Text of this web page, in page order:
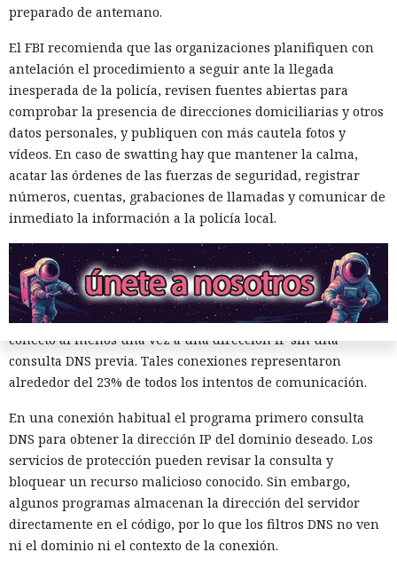
preparado de antemano.
El FBI recomienda que las organizaciones planifiquen con
antelación el procedimiento a seguir ante la llegada
inesperada de la policía, revisen fuentes abiertas para
comprobar la presencia de direcciones domiciliarias y otros
datos personales, y publiquen con más cautela fotos y
vídeos. En caso de swatting hay que mantener la calma,
acatar las órdenes de las fuerzas de seguridad, registrar
números, cuentas, grabaciones de llamadas y comunicar de
inmediato la información a la policía local.
Muchos sistemas de protección supervisan las consultas de
dominio, pero el software malicioso evade cada vez más ese
control y se comunica con los servidores directamente por
direcciones IP. El análisis de Unit 42mostróque este método
fue utilizado por el 45% de las muestras de malware que se
comunicaron con servidores de mando.
Los especialistas examinaron más de 4 millones de
informes de análisis dinámico en 30 días. Se detectó
actividad de servidores de mando en aproximadamente el
20% de las muestras maliciosas. Casi la mitad de ellas se
conectó al menos una vez a una dirección IP sin una
consulta DNS previa. Tales conexiones representaron
alrededor del 23% de todos los intentos de comunicación.
En una conexión habitual el programa primero consulta
DNS para obtener la dirección IP del dominio deseado. Los
servicios de protección pueden revisar la consulta y
bloquear un recurso malicioso conocido. Sin embargo,
algunos programas almacenan la dirección del servidor
directamente en el código, por lo que los filtros DNS no ven
ni el dominio ni el contexto de la conexión.